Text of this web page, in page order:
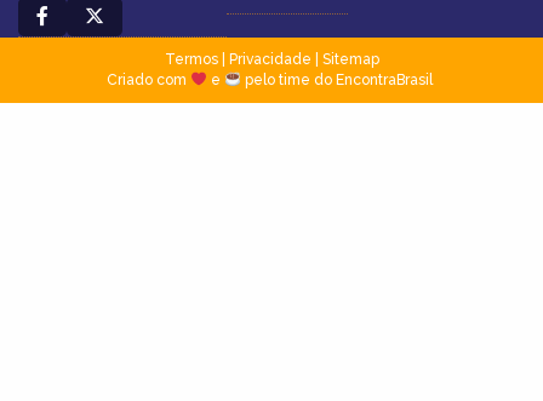
Termos| Privacidade
Sitemap
Criado com
e pelo time do EncontraBrasil